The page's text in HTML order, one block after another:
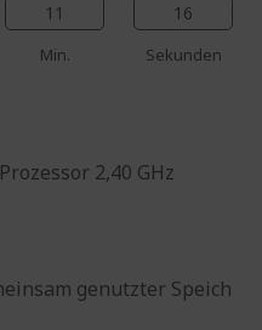
11
Min.
16
Sekunden
2,40 GHz
genutzter Speich